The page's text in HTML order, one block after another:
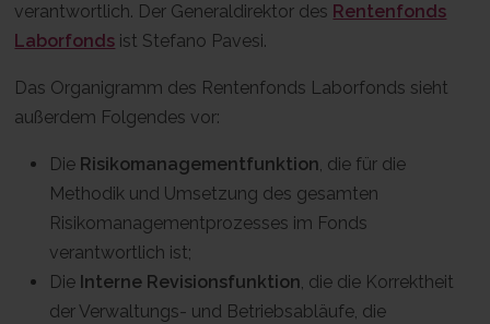
verantwortlich. Der Generaldirektor des Rentenfonds
Laborfonds ist Stefano Pavesi.
Das Organigramm des Rentenfonds Laborfonds sieht
außerdem Folgendes vor:
Die Risikomanagementfunktion, die für die
Methodik und Umsetzung des gesamten
Risikomanagementprozesses im Fonds
verantwortlich ist;
Die Interne Revisionsfunktion, die die Korrektheit
der Verwaltungs- und Betriebsabläufe, die